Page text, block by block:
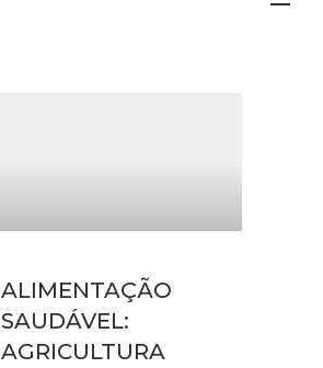
ALIMENTAÇÃO
SAUDÁVEL:
AGRICULTURA